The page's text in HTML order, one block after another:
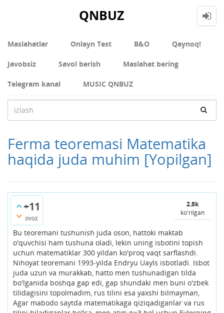
QNBUZ
Maslahatlar Onlayn Test В&О Qaynoq!
Javobsiz Savol berish Maslahat bering
Telegram kanal MUSIC QNBUZ
Ferma teoremasi Matematika
haqida juda muhim [Yopilgan]
+11
ovoz
2.8k
ko'rilgan
Bu teoremani tushunish juda oson, hattoki maktab
o'quvchisi ham tushuna oladi, lekin uning isbotini topish
uchun matematiklar 300 yildan ko'proq vaqt sarflashdi.
Nihoyat teoremani 1993-yilda Endryu Uayls isbotladi. Isbot
juda uzun va murakkab, hatto men tushunadigan tilda
bo'lganida boshqa gap edi, gap shundaki men buni o'zbek
tilidagisini topolmadim, rus tilini esa yaxshi bilmayman,
Agar mabodo saytda matematikaga qiziqadiganlar va rus